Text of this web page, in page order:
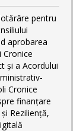
pentru
aprobarea
Cronice
și a Acordului
Cronice
finanțare
Reziliență,